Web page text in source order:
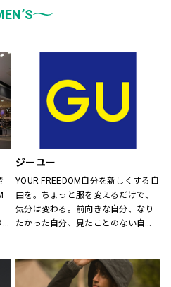
などをゾーンに分けて配置し、広
ジーユー
YOUR FREEDOM自分を新しくする自
由を。ちょっと服を変えるだけで、
気分は変わる。前向きな自分、なり
たかった自分、見たことのない自
いまの気分で、もっと自由に。GU
は、自由。